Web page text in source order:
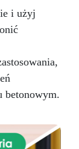
Się w
i użyj
betonowym.